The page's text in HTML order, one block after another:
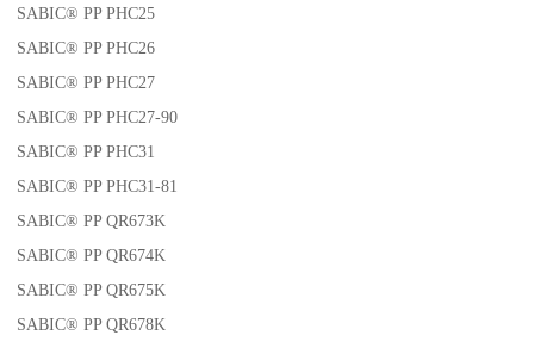
SABIC® PP PHC25
SABIC® PP PHC26
SABIC® PP PHC27
SABIC® PP PHC27-90
SABIC® PP PHC31
SABIC® PP PHC31-81
SABIC® PP QR673K
SABIC® PP QR674K
SABIC® PP QR675K
SABIC® PP QR678K